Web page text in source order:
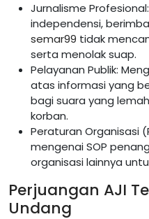
Jurnalisme
independensi,
semar99 tidak
serta menolak suap.
Pelayanan Publik:
atas informasi yang
bagi suara yang
korban.
Peraturan Organisasi
mengenai SOP
organisasi lainnya
Perjuangan AJI
Undang